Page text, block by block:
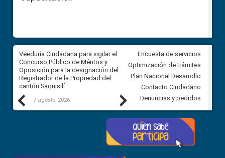
Previous
Veeduría Ciudadana para vigilar el
Concurso Público de Méritos y
Oposición para la designación del
Registrador de la Propiedad del
cantón Saquisilí
7 agosto, 2026
Veeduría Ciudadana para
construcción del asfaltado de
Ballenita del cantón Santa
7 agosto, 2026
Next
Encuesta de servicios
Optimización de trámites
Plan Nacional Desarrollo
Contacto Ciudadano
Denuncias y pedidos